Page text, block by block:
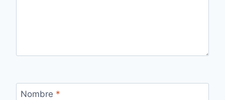
Nombre *